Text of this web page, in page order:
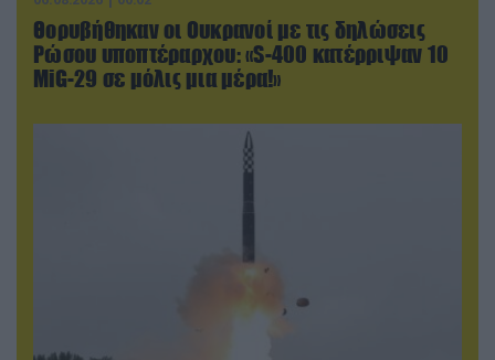
Θορυβήθηκαν οι Ουκρανοί με τις δηλώσεις
Ρώσου υποπτέραρχου: «S-400 κατέρριψαν 10
MiG-29 σε μόλις μια μέρα!»